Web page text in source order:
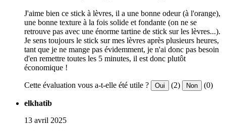
J'aime bien ce stick à lèvres, il a une bonne odeur (à l'orange),
une bonne texture à la fois solide et fondante (on ne se
retrouve pas avec une énorme tartine de stick sur les lèvres...).
Je sens toujours le stick sur mes lèvres après plusieurs heures,
tant que je ne mange pas évidemment, je n'ai donc pas besoin
d'en remettre toutes les 5 minutes, il est donc plutôt
économique !
Cette évaluation vous a-t-elle été utile ? Oui (2) Non (0)
elkhatib
13 avril 2025